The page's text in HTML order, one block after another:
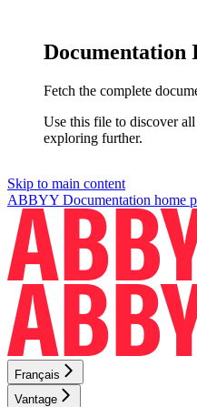
Documentation
Fetch the complete
Use this file to discover
exploring further.
Skip to main content
ABBYY Documentation home
Français
Vantage